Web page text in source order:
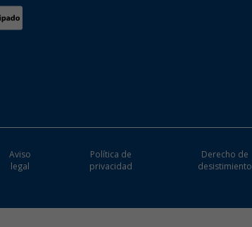
Aviso
legal
Política de
privacidad
Derecho de
desistimiento